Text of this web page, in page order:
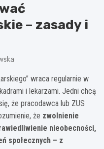
– zasady i
wraca regularnie w
i lekarzami. Jedni chcą
że pracodawca lub ZUS
że zwolnienie
nieobecności,
społecznych – z